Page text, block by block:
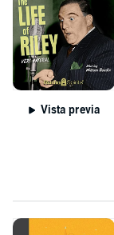
Vista previa